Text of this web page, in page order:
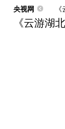
央视网
《云游湖